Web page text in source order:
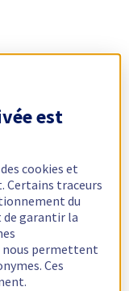
est
cookies et
Certains traceurs
du
garantir la
nous permettent
Ces